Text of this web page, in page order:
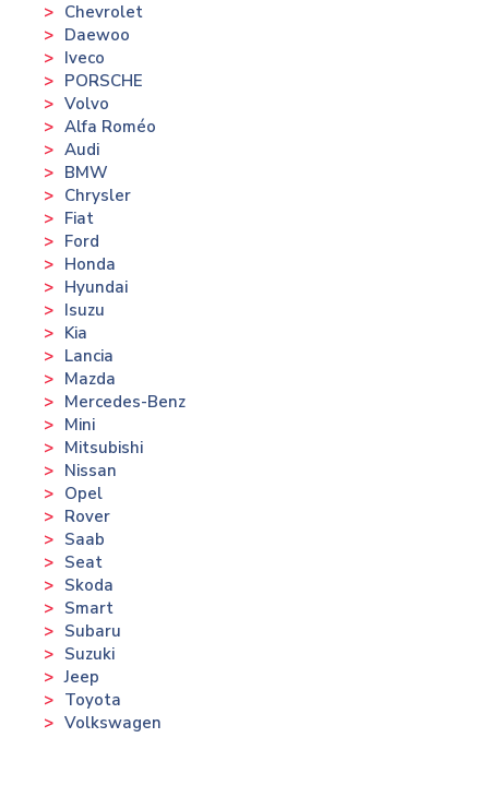
Chevrolet
Daewoo
Iveco
PORSCHE
Volvo
Alfa Roméo
Audi
BMW
Chrysler
Fiat
Ford
Honda
Hyundai
Isuzu
Kia
Lancia
Mazda
Mercedes-Benz
Mini
Mitsubishi
Nissan
Opel
Rover
Saab
Seat
Skoda
Smart
Subaru
Suzuki
Jeep
Toyota
Volkswagen